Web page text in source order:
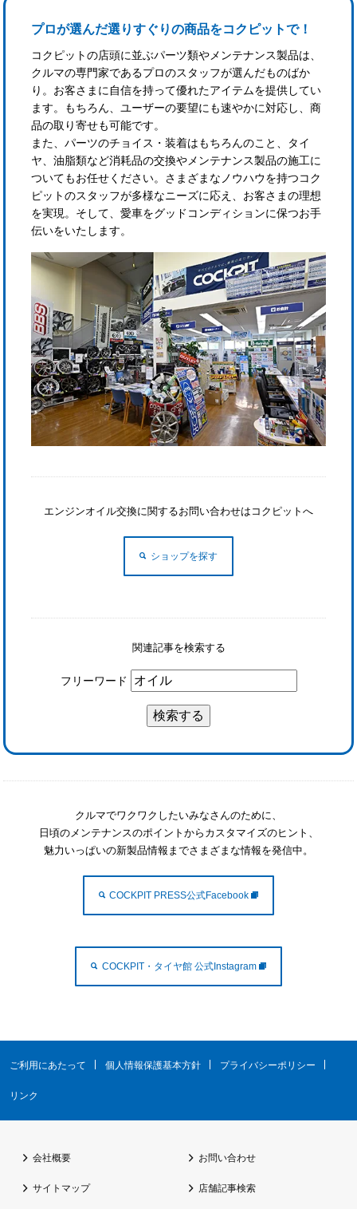
プロが選んだ選りすぐりの商品をコクピットで！
コクピットの店頭に並ぶパーツ類やメンテナンス製品は、
クルマの専門家であるプロのスタッフが選んだものばか
り。お客さまに自信を持って優れたアイテムを提供してい
ます。もちろん、ユーザーの要望にも速やかに対応し、商
品の取り寄せも可能です。
また、パーツのチョイス・装着はもちろんのこと、タイ
ヤ、油脂類など消耗品の交換やメンテナンス製品の施工に
ついてもお任せください。さまざまなノウハウを持つコク
ピットのスタッフが多様なニーズに応え、お客さまの理想
を実現。そして、愛車をグッドコンディションに保つお手
伝いをいたします。
エンジンオイル交換に関するお問い合わせはコクピットへ
ショップを探す
関連記事を検索する
フリーワード
クルマでワクワクしたいみなさんのために、
日頃のメンテナンスのポイントからカスタマイズのヒント、
魅力いっぱいの新製品情報までさまざまな情報を発信中。
COCKPIT PRESS公式Facebook
COCKPIT・タイヤ館 公式Instagram
ご利用にあたって 個人情報保護基本方針 プライバシーポリシー
リンク
会社概要 お問い合わせ
サイトマップ 店舗記事検索